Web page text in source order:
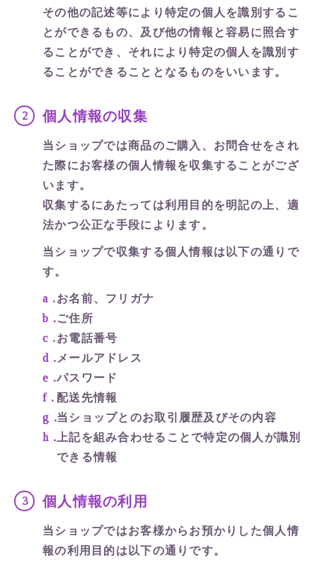
その他の記述等により特定の個人を識別するこ
とができるもの、及び他の情報と容易に照合す
ることができ、それにより特定の個人を識別す
ることができることとなるものをいいます。
個人情報の収集
当ショップでは商品のご購入、お問合せをされ
た際にお客様の個人情報を収集することがござ
います。
収集するにあたっては利用目的を明記の上、適
法かつ公正な手段によります。
当ショップで収集する個人情報は以下の通りで
す。
お名前、フリガナ
ご住所
お電話番号
メールアドレス
パスワード
配送先情報
当ショップとのお取引履歴及びその内容
上記を組み合わせることで特定の個人が識別
できる情報
個人情報の利用
当ショップではお客様からお預かりした個人情
報の利用目的は以下の通りです。